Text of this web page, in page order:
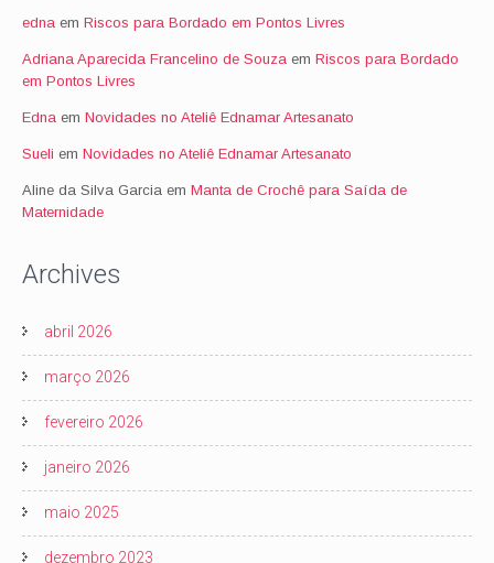
edna em Riscos para Bordado em Pontos Livres
Adriana Aparecida Francelino de Souza em Riscos para Bordado
em Pontos Livres
Edna em Novidades no Ateliê Ednamar Artesanato
Sueli em Novidades no Ateliê Ednamar Artesanato
Aline da Silva Garcia em Manta de Crochê para Saída de
Maternidade
Archives
abril 2026
março 2026
fevereiro 2026
janeiro 2026
maio 2025
dezembro 2023